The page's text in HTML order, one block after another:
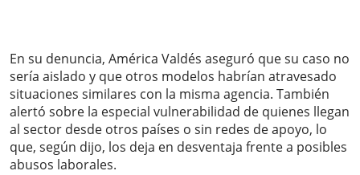
En su denuncia, América Valdés aseguró que su caso no
sería aislado y que otros modelos habrían atravesado
situaciones similares con la misma agencia. También
alertó sobre la especial vulnerabilidad de quienes llegan
al sector desde otros países o sin redes de apoyo, lo
que, según dijo, los deja en desventaja frente a posibles
abusos laborales.